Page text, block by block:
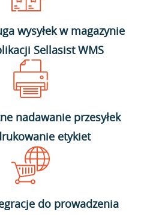
wysyłek w magazynie
Sellasist WMS
nadawanie przesyłek
etykiet
do prowadzenia